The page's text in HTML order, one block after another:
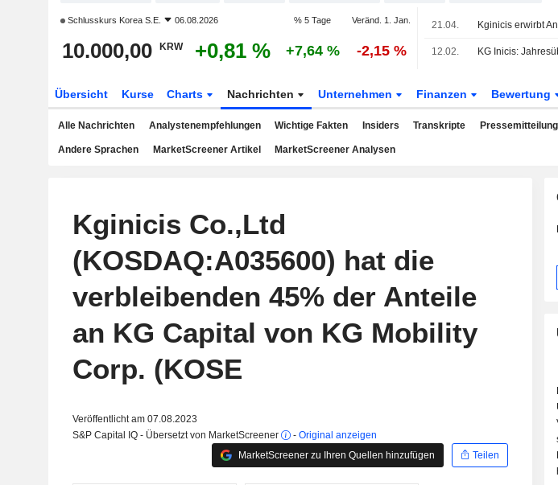
Schlusskurs Korea S.E. 06.08.2026 % 5 Tage Veränd. 1. Jan.
10.000,00 KRW +0,81 % +7,64 % -2,15 %
21.04.
12.02.
Übersicht Kurse Charts Nachrichten Unternehmen Finanzen Bewertung
Alle Nachrichten Analystenempfehlungen Wichtige Fakten Insiders Transkripte
Andere Sprachen MarketScreener Artikel MarketScreener Analysen
Kginicis Co.,Ltd
(KOSDAQ:A035600) hat die
verbleibenden 45% der Anteile
an KG Capital von KG Mobility
Corp. (KOSE
Veröffentlicht am 07.08.2023
S&P Capital IQ - Übersetzt von MarketScreener
- Original anzeigen
MarketScreener zu Ihren Quellen hinzufügen
Teilen